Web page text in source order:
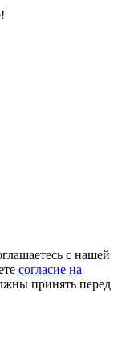
с нашей
согласие на
принять перед